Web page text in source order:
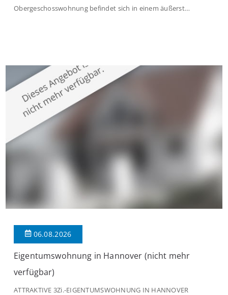
Obergeschosswohnung befindet sich in einem äußerst
großzügige Räume und eine hochwertige Ausstattung, die
modernen Wohnkomfort mit einem stilvollen Ambiente
verbindet. Der […]
06.08.2026
Eigentumswohnung in Hannover (nicht mehr
verfügbar)
ATTRAKTIVE 3Zi.-EIGENTUMSWOHNUNG IN HANNOVER